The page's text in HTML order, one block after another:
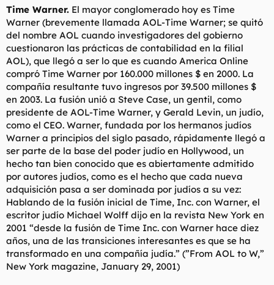
Time Warner. El mayor conglomerado hoy es Time
Warner (brevemente llamada AOL-Time Warner; se quitó
del nombre AOL cuando investigadores del gobierno
cuestionaron las prácticas de contabilidad en la filial
AOL), que llegó a ser lo que es cuando America Online
compró Time Warner por 160.000 millones $ en 2000. La
compañía resultante tuvo ingresos por 39.500 millones $
en 2003. La fusión unió a Steve Case, un gentil, como
presidente de AOL-Time Warner, y Gerald Levin, un judío,
como el CEO. Warner, fundada por los hermanos judíos
Warner a principios del siglo pasado, rápidamente llegó a
ser parte de la base del poder judío en Hollywood, un
hecho tan bien conocido que es abiertamente admitido
por autores judíos, como es el hecho que cada nueva
adquisición pasa a ser dominada por judíos a su vez:
Hablando de la fusión inicial de Time, Inc. con Warner, el
escritor judío Michael Wolff dijo en la revista New York en
2001 “desde la fusión de Time Inc. con Warner hace diez
años, una de las transiciones interesantes es que se ha
transformado en una compañía judía.” (”From AOL to W,”
New York magazine, January 29, 2001)